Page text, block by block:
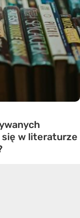
się w literaturze